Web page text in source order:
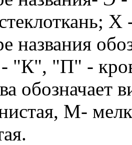
Х
названия
- "К", "П" -
обозначает
М-